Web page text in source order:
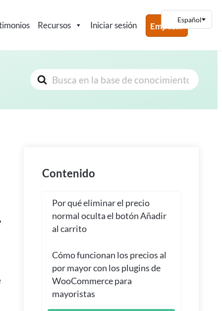
Recursos Iniciar sesión Empezar
Buscar
Contenido
Por qué eliminar el precio
normal oculta el botón Añadir
al carrito
Cómo funcionan los precios al
por mayor con los plugins de
WooCommerce para
mayoristas